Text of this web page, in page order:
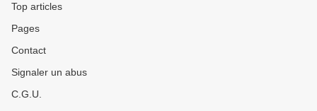
Top articles
Pages
Contact
Signaler un abus
C.G.U.